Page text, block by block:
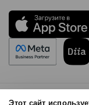
Этот сайт
Правила